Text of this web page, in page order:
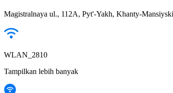
Magistralnaya ul., 112А, Pyt'-Yakh, Khanty-
WLAN_2810
Tampilkan lebih banyak